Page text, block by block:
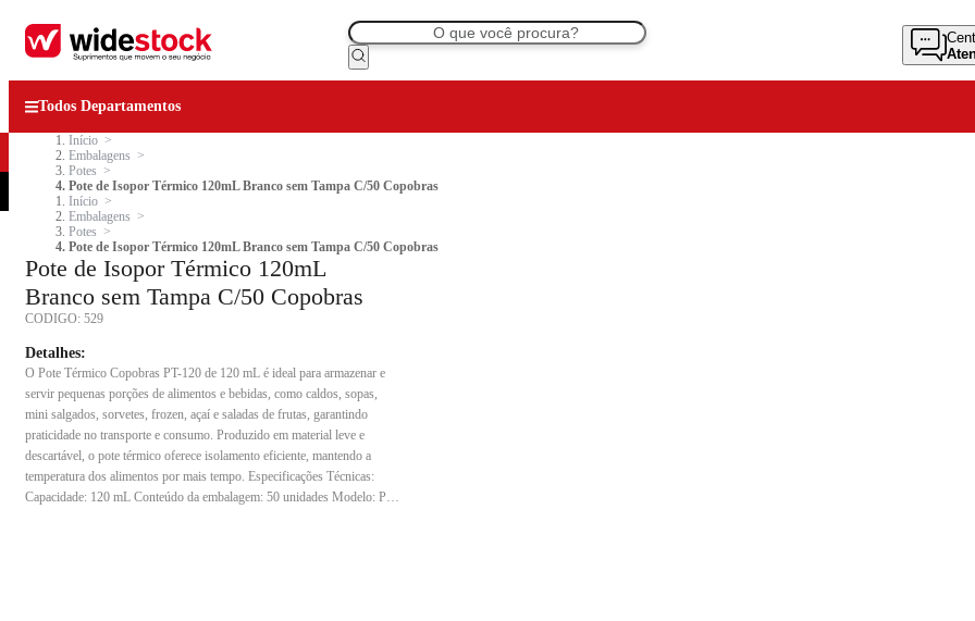
Todos Departamentos
Início
Embalagens
Potes
Pote de Isopor Térmico 120mL Branco sem Tampa C/50 Copobras
Início
Embalagens
Potes
Pote de Isopor Térmico 120mL Branco sem Tampa C/50 Copobras
Pote de Isopor Térmico 120mL
Branco sem Tampa C/50 Copobras
CODIGO: 529
Detalhes:
O Pote Térmico Copobras PT-120 de 120 mL é ideal para armazenar e
servir pequenas porções de alimentos e bebidas, como caldos, sopas,
mini salgados, sorvetes, frozen, açaí e saladas de frutas, garantindo
praticidade no transporte e consumo. Produzido em material leve e
descartável, o pote térmico oferece isolamento eficiente, mantendo a
temperatura dos alimentos por mais tempo. Especificações Técnicas:
Capacidade: 120 mL Conteúdo da embalagem: 50 unidades Modelo: PT-